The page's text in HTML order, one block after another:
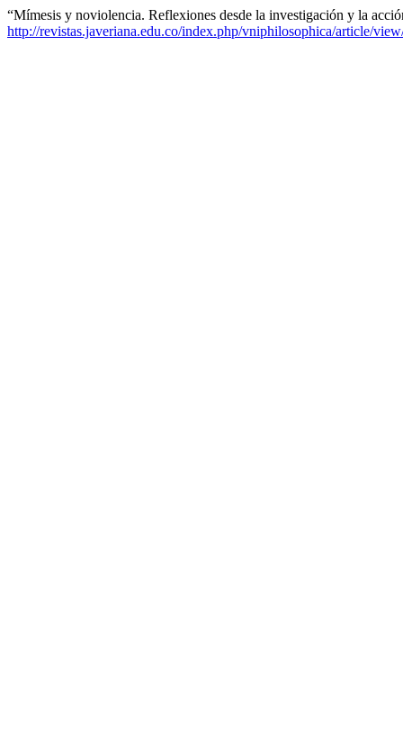
“Mímesis y noviolencia. Reflexiones desde la investigación y la
http://revistas.javeriana.edu.co/index.php/vniphilosophica/article/